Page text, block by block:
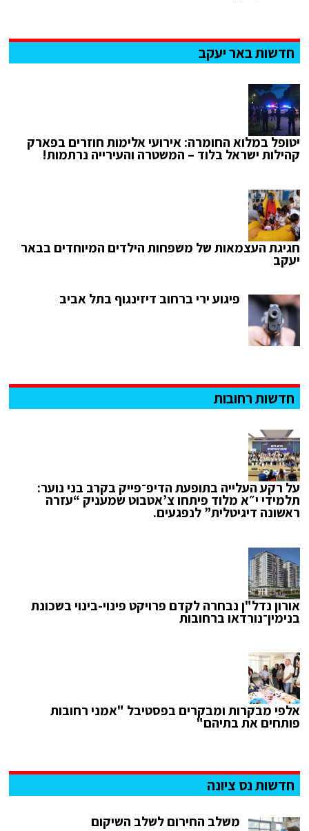
חדשות באר יעקב
יטופל במלוא החומרה: אירועי אלימות חוזרים בפארק
קהילות ישראל בלוד – המשטרה והעירייה נרתמות!
חגיגת העצמאות של משפחות הילדים המיוחדים בבאר
יעקב
פיגוע ירי ברחוב דיזינגוף בתל אביב
חדשות רחובות
על רקע העלייה בתופעת הדיפ־פייק בקרב בני נוער:
תלמידי י״א מלוד פיתחו צ’אטבוט שמעניק “עזרה
ראשונה דיגיטלית” לנפגעים.
אורון נדל"ן נבחרה לקדם פרויקט פינוי-בינוי בשכונת
בנימין־נורדאו ברחובות
אלפי מבקרות ומבקרים בפסטיבל "אמני רחובות
פותחים את בתיהם"
חדשות נס ציונה
משלב החירום לשלב השיקום